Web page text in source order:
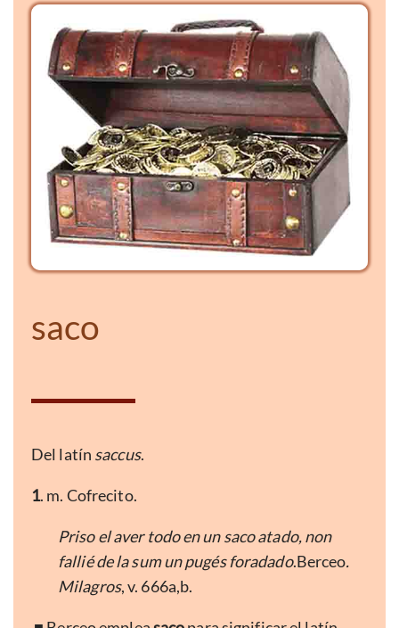
saco
Del latín saccus.
1. m. Cofrecito.
Priso el aver todo en un saco atado, non
fallié de la sum un pugés foradado.Berceo.
Milagros, v. 666a,b.